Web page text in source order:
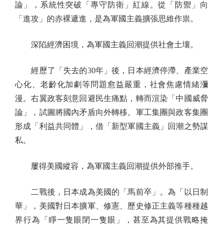
論」，系統性突破「專守防衛」紅線。從「防禦」向
「進攻」的赤裸遞進，是為軍國主義擴張思維作祟。
深陷經濟困境，為軍國主義回潮提供社會土壤。
經歷了「失去的30年」後，日本經濟停滯、產業空
心化、老齡化加劇等問題愈益嚴重，社會焦慮情緒瀰
漫。右翼政客刻意回避民生痛點，轉而渲染「中國威脅
論」，試圖將國內矛盾向外轉移。軍工集團與政客集團
形成「利益共同體」，借「新型軍國主義」回潮之勢謀
私。
屢得美國縱容，為軍國主義回潮提供外部推手。
二戰後，日本成為美國的「馬前卒」。為「以日制
華」，美國對日本擴軍、修憲、歷史修正主義等種種越
界行為「睜一隻眼閉一隻眼」，甚至為其提供戰略掩